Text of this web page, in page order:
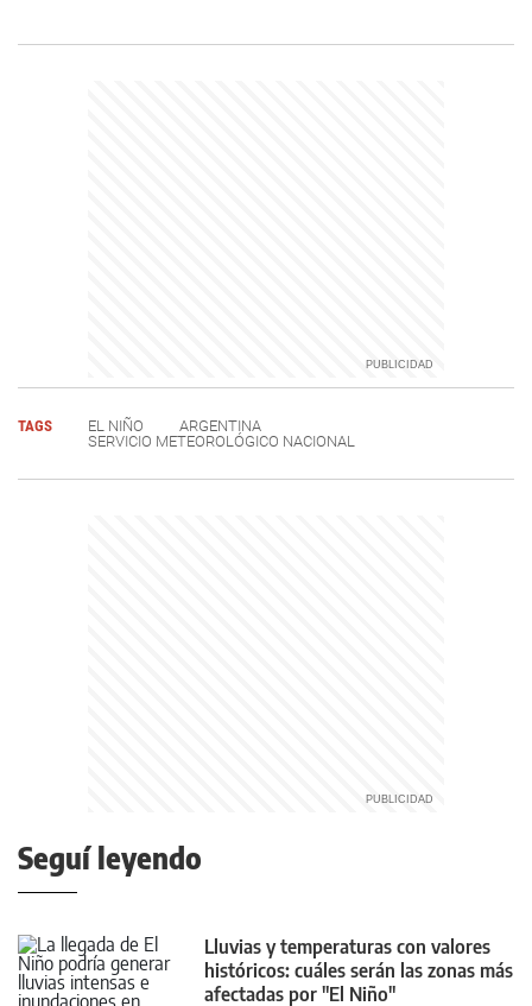
TAGS EL NIÑO
ARGENTINA
SERVICIO METEOROLÓGICO NACIONAL
Seguí leyendo
Lluvias y temperaturas con valores
históricos: cuáles serán las zonas más
afectadas por "El Niño"